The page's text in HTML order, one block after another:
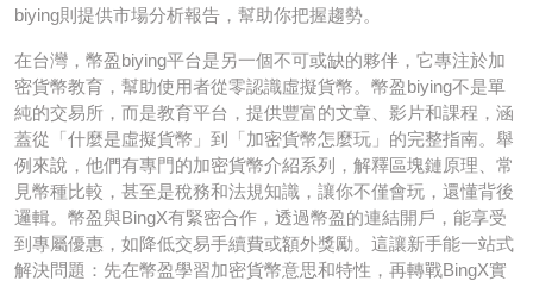
biying則提供市場分析報告，幫助你把握趨勢。
在台灣，幣盈biying平台是另一個不可或缺的夥伴，它專注於加
密貨幣教育，幫助使用者從零認識虛擬貨幣。幣盈biying不是單
純的交易所，而是教育平台，提供豐富的文章、影片和課程，涵
蓋從「什麼是虛擬貨幣」到「加密貨幣怎麼玩」的完整指南。舉
例來說，他們有專門的加密貨幣介紹系列，解釋區塊鏈原理、常
見幣種比較，甚至是稅務和法規知識，讓你不僅會玩，還懂背後
邏輯。幣盈與BingX有緊密合作，透過幣盈的連結開戶，能享受
到專屬優惠，如降低交易手續費或額外獎勵。這讓新手能一站式
解決問題：先在幣盈學習加密貨幣意思和特性，再轉戰BingX實